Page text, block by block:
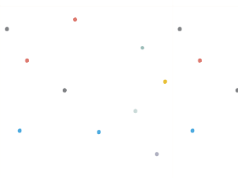
Baca selengkapnya